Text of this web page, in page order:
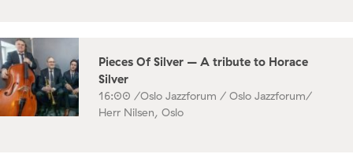
Pieces Of Silver – A tribute to Horace
Silver
16:00 /Oslo Jazzforum / Oslo Jazzforum/
Herr Nilsen, Oslo